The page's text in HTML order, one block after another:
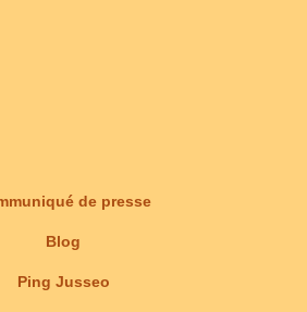
de presse
Blog
Ping Jusseo